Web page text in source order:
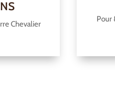
Chevalier
Pour